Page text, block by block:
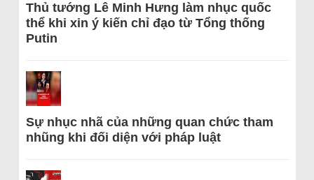
Thủ tướng Lê Minh Hưng làm nhục quốc
thể khi xin ý kiến chỉ đạo từ Tổng thống
Putin
Sự nhục nhã của những quan chức tham
nhũng khi đối diện với pháp luật